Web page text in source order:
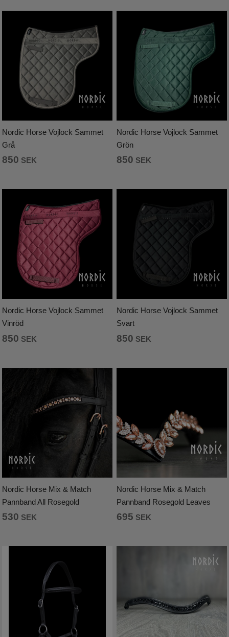
Nordic Horse Vojlock Sammet
Grå
850 SEK
Nordic Horse Vojlock Sammet
Grön
850 SEK
Nordic Horse Vojlock Sammet
Vinröd
850 SEK
Nordic Horse Vojlock Sammet
Svart
850 SEK
Nordic Horse Mix & Match
Pannband All Rosegold
530 SEK
Nordic Horse Mix & Match
Pannband Rosegold Leaves
695 SEK